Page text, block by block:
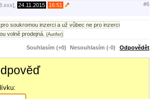
24.11.2015 16:51 #6
soukromou inzerci a už vůbec ne pro inzerci
volně prodejná. (Aurifer)
Souhlasím (+0) Nesouhlasím (-0) Odpovědět